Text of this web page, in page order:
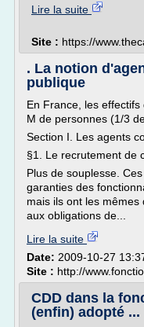
Lire la suite
Site : https://
. La notion
publique
En France, les
M de personnes (1/3
Section I. Les agents
§1. Le recrutement de
Plus de souplesse.
garanties des
mais ils ont les
aux obligations de...
Lire la suite
Date: 2009-10-27
Site : http://
CDD dans la
(enfin) adopté ...